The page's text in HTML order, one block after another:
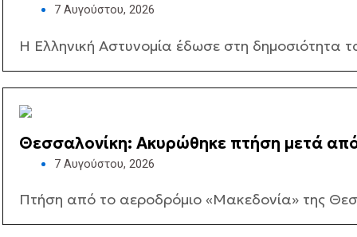
7 Αυγούστου, 2026
Η Ελληνική Αστυνομία έδωσε στη δημοσιότητα
Θεσσαλονίκη: Ακυρώθηκε πτήση μετά
7 Αυγούστου, 2026
Πτήση από το αεροδρόμιο «Μακεδονία» της